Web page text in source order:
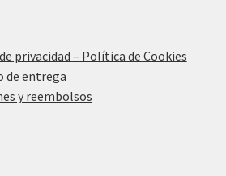
privacidad – Política de Cookies
de entrega
y reembolsos